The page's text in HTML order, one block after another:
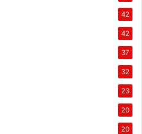
42
42
37
32
23
20
20